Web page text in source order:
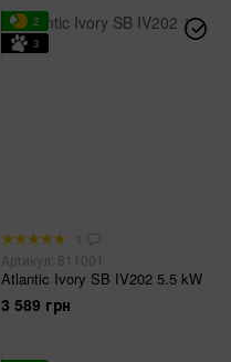
2
3
1
Артикул: 811001
Atlantic Ivory SB IV202 5.5 kW
3 589 грн